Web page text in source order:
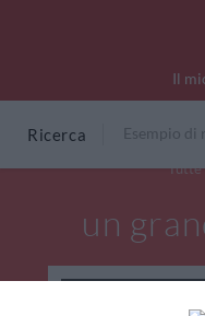
Il
Ricerca
Tutte
un